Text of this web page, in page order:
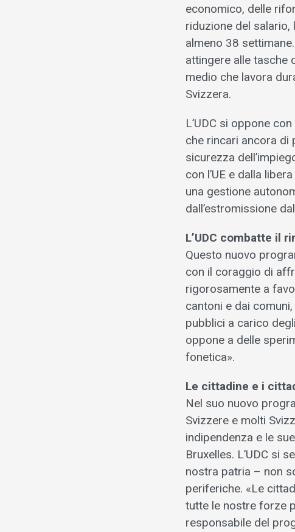
economico, delle
riduzione del
almeno 38
attingere alle tasche
medio che lavora
Svizzera.
L’UDC si oppone
che rincari ancora di
sicurezza
con l’UE e dalla
una gestione
dall’estromissione
L’UDC combatte il
Questo nuovo
con il coraggio di
rigorosamente a
cantoni e dai
pubblici a carico
oppone a delle
fonetica».
Le cittadine e i
Nel suo nuovo
Svizzere e molti
indipendenza e le
Bruxelles. L’UDC si
nostra patria – non
periferiche. «Le
tutte le nostre forze
responsabile del